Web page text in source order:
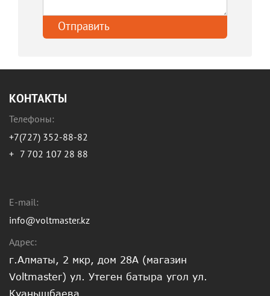
КОНТАКТЫ
Телефоны:
+7(727) 352-88-82
+ 7 702 107 28 88
E-mail:
info@voltmaster.kz
Адрес:
г.Алматы, 2 мкр, дом 28А (магазин
Voltmaster) ул. Утеген батыра угол ул.
Куанышбаева